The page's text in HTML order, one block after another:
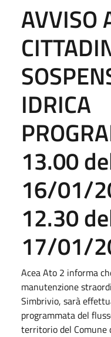
AVVISO
IDRICA
13.00
16/01/
12.30
17/01/
Acea Ato 2 informa
manutenzione
Simbrivio, sarà
programmata del
territorio del Comune